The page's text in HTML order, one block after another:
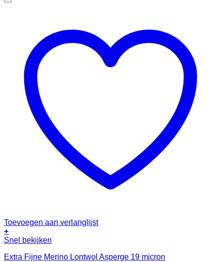
Toevoegen aan verlanglijst
+
Snel bekijken
Extra Fijne Merino Lontwol Asperge 19 micron